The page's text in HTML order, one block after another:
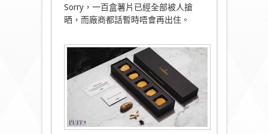
Sorry，一百盒薯片已經全部被人搶
晒，而廠商都話暫時唔會再出住。